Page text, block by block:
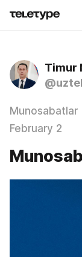
Timur
Munosabatlar
February 2